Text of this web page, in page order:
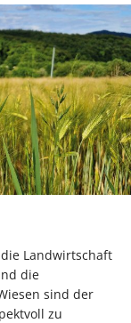
Landwirtschaft
die
sind der
zu